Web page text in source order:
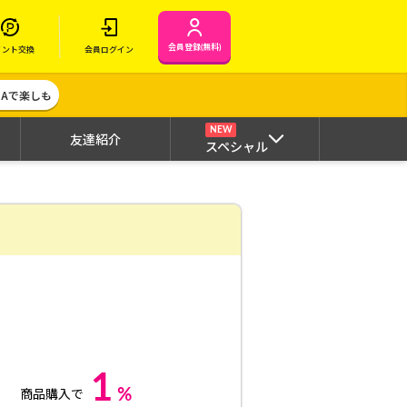
ント交換 会員ログイン 会員登録(無料)
で楽しも
友達紹介
NEW
スペシャル
商品購入で 1 %